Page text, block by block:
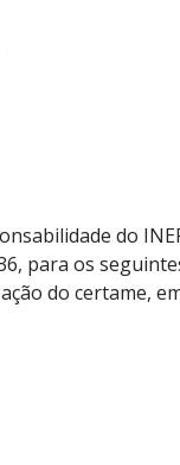
do
para os
do certame,